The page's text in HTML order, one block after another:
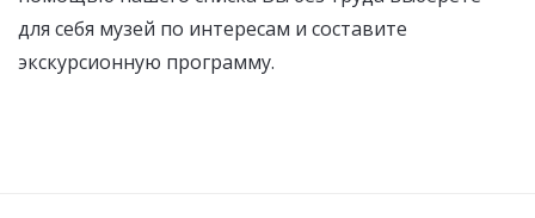
для себя музей по интересам и составите
экскурсионную программу.